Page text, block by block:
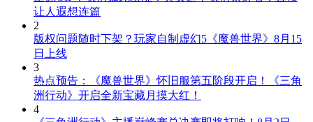
让人遐想连篇
2
版权问题随时下架？玩家自制虚幻5《魔兽世界》8月15
日上线
3
热点预告：《魔兽世界》怀旧服第五阶段开启！《三角
洲行动》开启全新宝藏月摸大红！
4